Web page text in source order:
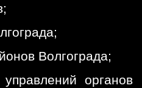
Волгограда;
органов